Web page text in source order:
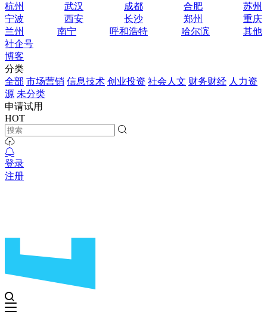
杭州
武汉 成都 合肥
苏州
宁波
西安 长沙 郑州
重庆
兰州
南宁 呼和浩特 哈尔滨
其他
社企号
博客
分类
全部 市场营销 信息技术 创业投资 社会人文 财务财经 人力资
源 未分类
申请试用
HOT
登录
注册